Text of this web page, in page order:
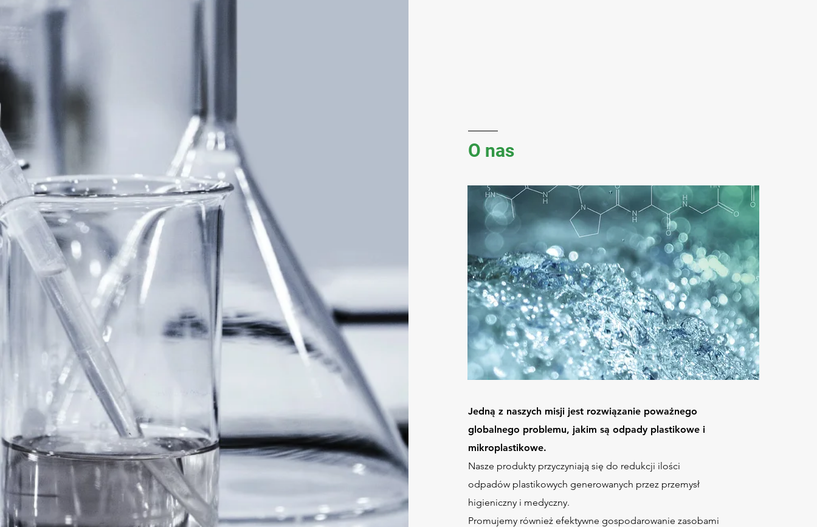
O nas
Jedną z naszych misji jest rozwiązanie poważnego
globalnego problemu, jakim są odpady plastikowe i
mikroplastikowe.
Nasze produkty przyczyniają się do redukcji ilości
odpadów plastikowych generowanych przez przemysł
higieniczny i medyczny.
Promujemy również efektywne gospodarowanie zasobami